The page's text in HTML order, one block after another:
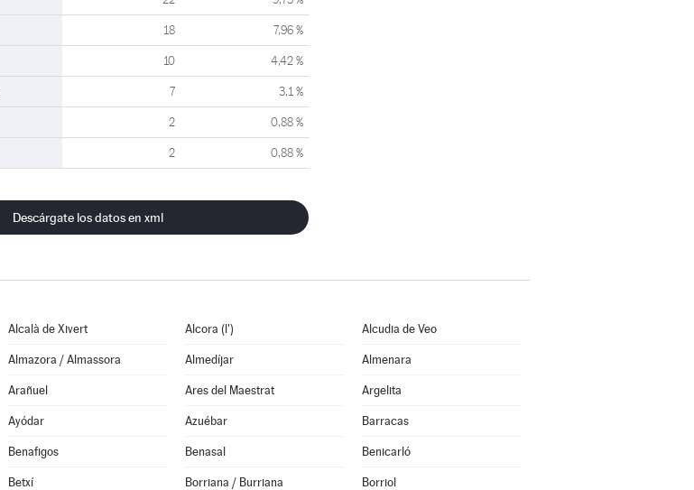
18 7,96 %
10 4,42 %
7 3,1 %
2 0,88 %
2 0,88 %
Descárgate los datos en xml
Alcalà de Xivert Alcora (l') Alcudia de Veo
Almazora / Almassora Almedíjar Almenara
Arañuel Ares del Maestrat Argelita
Ayódar Azuébar Barracas
Benafigos Benasal Benicarló
Betxí Borriana / Burriana Borriol